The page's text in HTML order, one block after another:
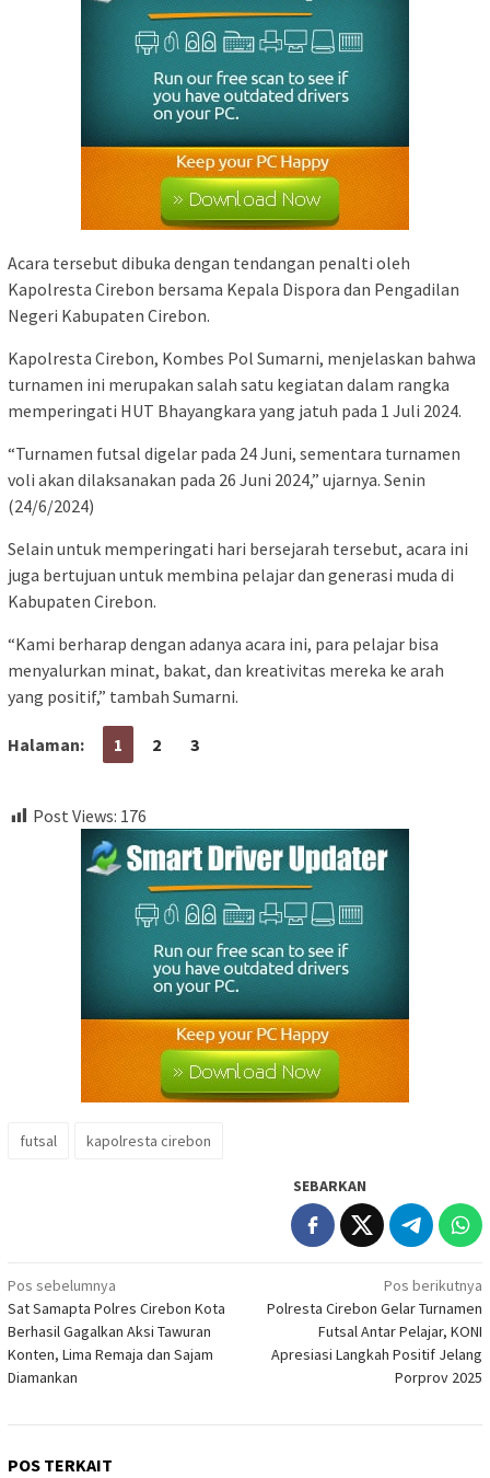
Acara tersebut dibuka dengan tendangan penalti oleh
Kapolresta Cirebon bersama Kepala Dispora dan Pengadilan
Negeri Kabupaten Cirebon.
Kapolresta Cirebon, Kombes Pol Sumarni, menjelaskan bahwa
turnamen ini merupakan salah satu kegiatan dalam rangka
memperingati HUT Bhayangkara yang jatuh pada 1 Juli 2024.
“Turnamen futsal digelar pada 24 Juni, sementara turnamen
voli akan dilaksanakan pada 26 Juni 2024,” ujarnya. Senin
(24/6/2024)
Selain untuk memperingati hari bersejarah tersebut, acara ini
juga bertujuan untuk membina pelajar dan generasi muda di
Kabupaten Cirebon.
“Kami berharap dengan adanya acara ini, para pelajar bisa
menyalurkan minat, bakat, dan kreativitas mereka ke arah
yang positif,” tambah Sumarni.
Halaman: 1 2 3
Post Views: 176
futsal kapolresta cirebon
SEBARKAN
Navigasi
pos
Pos sebelumnya
Sat Samapta Polres Cirebon Kota
Berhasil Gagalkan Aksi Tawuran
Konten, Lima Remaja dan Sajam
Diamankan
Pos berikutnya
Polresta Cirebon Gelar Turnamen
Futsal Antar Pelajar, KONI
Apresiasi Langkah Positif Jelang
Porprov 2025
POS TERKAIT